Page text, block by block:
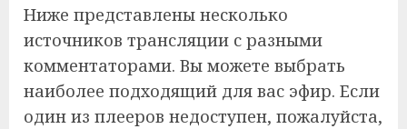
Ниже представлены несколько
источников трансляции с разными
комментаторами. Вы можете выбрать
наиболее подходящий для вас эфир. Если
один из плееров недоступен, пожалуйста,